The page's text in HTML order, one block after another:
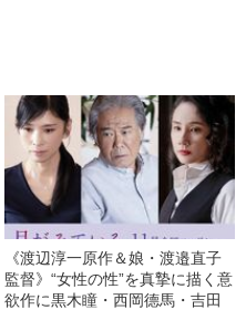
《渡辺淳一原作＆娘・渡邉直子
監督》“女性の性”を真摯に描く意
欲作に黒木瞳・西岡德馬・吉田